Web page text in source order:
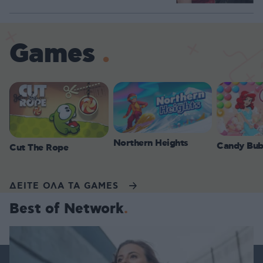
Games
Cut The Rope Northern Heights Candy
ΔΕΙΤΕ ΟΛΑ ΤΑ GAMES
Best of Network